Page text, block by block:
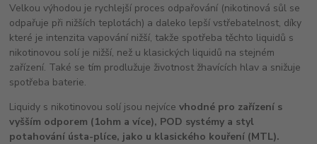
Velkou výhodou je rychlejší proces odpařování (nikotinová sůl se
odpařuje při nižších teplotách) a daleko lepší vstřebatelnost, díky
které je intenzita vapování nižší, takže spotřeba těchto liquidů s
nikotinovou solí je nižší, než u klasických liquidů na stejném
zařízení. Také se tím prodlužuje životnost žhavících hlav a snižuje
spotřeba baterie.
Liquidy s nikotinovou solí jsou nejvícevhodné pro zařízení s
vyšším odporem (1ohm a více), POD systémy a styl
potahování ústa-plíce, jako u klasického kouření (MTL).